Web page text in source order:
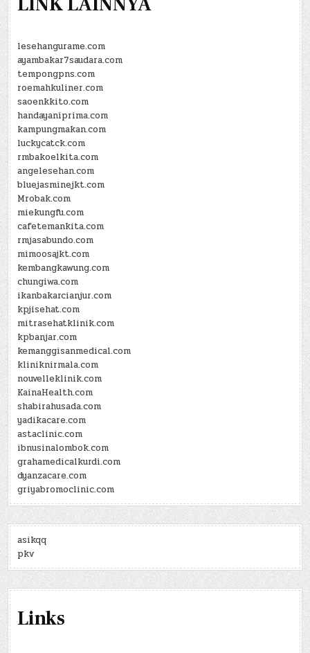
lesehangurame.com
ayambakar7saudara.com
tempongpns.com
roemahkuliner.com
saoenkkito.com
handayaniprima.com
kampungmakan.com
luckycatck.com
rmbakoelkita.com
angelesehan.com
bluejasminejkt.com
Mrobak.com
miekungfu.com
cafetemankita.com
rmjasabundo.com
mimoosajkt.com
kembangkawung.com
chungiwa.com
ikanbakarcianjur.com
kpjisehat.com
mitrasehatklinik.com
kpbanjar.com
kemanggisanmedical.com
kliniknirmala.com
nouvelleklinik.com
KainaHealth.com
shabirahusada.com
yadikacare.com
astaclinic.com
ibnusinalombok.com
grahamedicalkurdi.com
dyanzacare.com
griyabromoclinic.com
asikqq
pkv
Links